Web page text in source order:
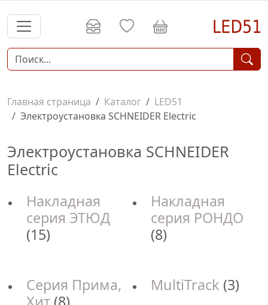
Главная страница Каталог
LED51
Электроустановка SCHNEIDER Electric
Электроустановка SCHNEIDER
Electric
Накладная
серия ЭТЮД
(15)
Накладная
серия РОНДО
(8)
Серия Прима,
MultiTrack (3)